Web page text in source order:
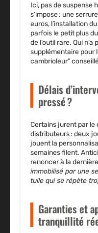
Ici, pas de suspense
s’impose : une
euros, l’installation
parfois le petit plus
de l’outil rare. Qui
supplémentaire pour
cambrioleur”
Délais
pressé ?
Certains jurent par
distributeurs : deux
jouent la
semaines filent.
renoncer à la
immobilisé par une
tuile qui se répète
Garanties et
tranquillité